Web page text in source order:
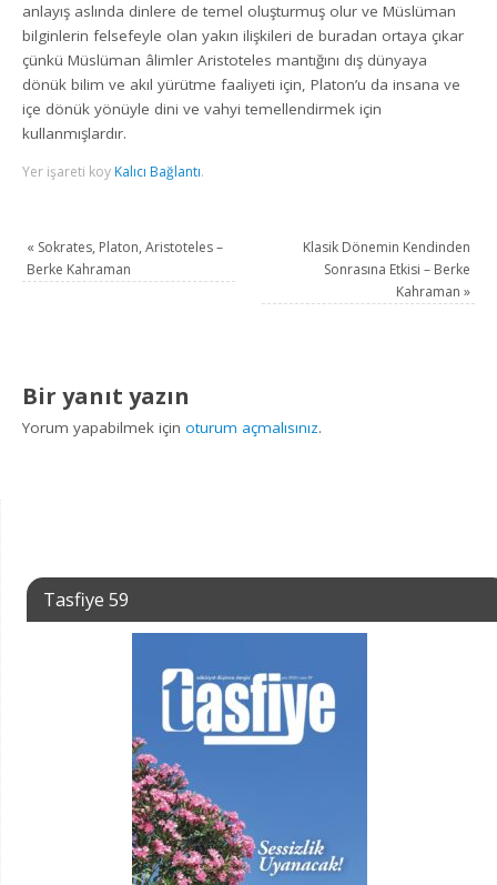
anlayış aslında dinlere de temel oluşturmuş olur ve Müslüman
bilginlerin felsefeyle olan yakın ilişkileri de buradan ortaya çıkar
çünkü Müslüman âlimler Aristoteles mantığını dış dünyaya
dönük bilim ve akıl yürütme faaliyeti için, Platon’u da insana ve
içe dönük yönüyle dini ve vahyi temellendirmek için
kullanmışlardır.
Yer işareti koy Kalıcı Bağlantı.
« Sokrates, Platon, Aristoteles –
Berke Kahraman
Klasik Dönemin Kendinden
Sonrasına Etkisi – Berke
Kahraman »
Bir yanıt yazın
Yorum yapabilmek içinoturum açmalısınız.
Tasfiye 59